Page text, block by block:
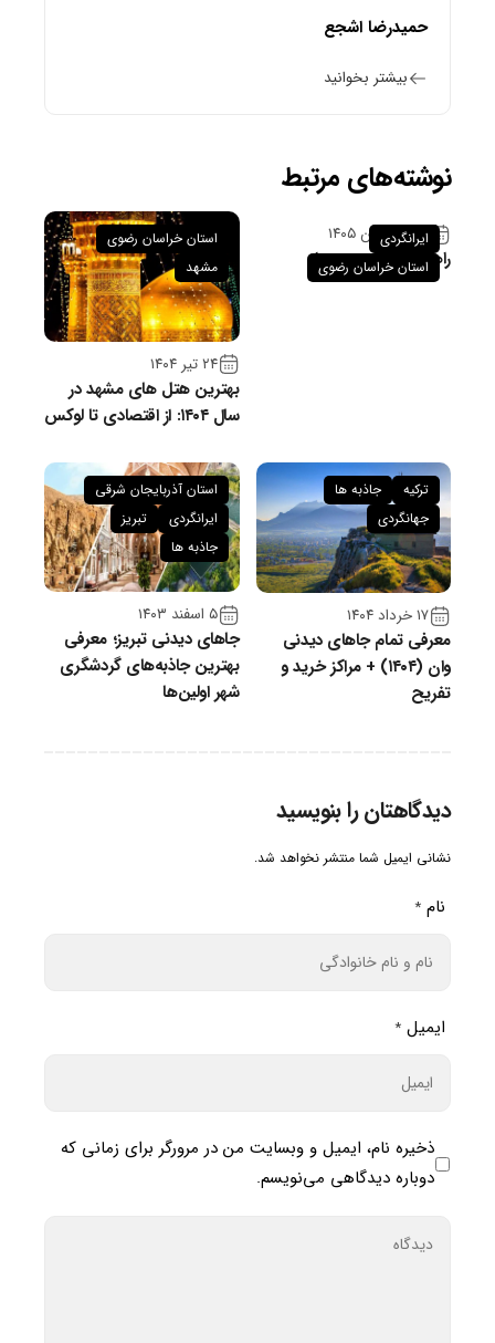
حمیدرضا اشجع
بیشتر بخوانید
نوشته‌های مرتبط
۲۶ فروردین ۱۴۰۵
راهنمای سفر به سبزوار
ایرانگردی
استان خراسان رضوی
۲۴ تیر ۱۴۰۴
بهترین هتل های مشهد در
سال ۱۴۰۴: از اقتصادی تا لوکس
استان خراسان رضوی
مشهد
۱۷ خرداد ۱۴۰۴
معرفی تمام جاهای دیدنی
وان (۱۴۰۴) + مراکز خرید و
تفریح
ترکیه
جاذبه ها
جهانگردی
۵ اسفند ۱۴۰۳
جاهای دیدنی تبریز؛ معرفی
بهترین جاذبه‌های گردشگری
شهر اولین‌ها
استان آذربایجان شرقی
ایرانگردی
تبریز
جاذبه ها
دیدگاهتان را بنویسید
نشانی ایمیل شما منتشر نخواهد شد.
نام *
ایمیل *
ذخیره نام، ایمیل و وبسایت من در مرورگر برای زمانی که
دوباره دیدگاهی می‌نویسم.